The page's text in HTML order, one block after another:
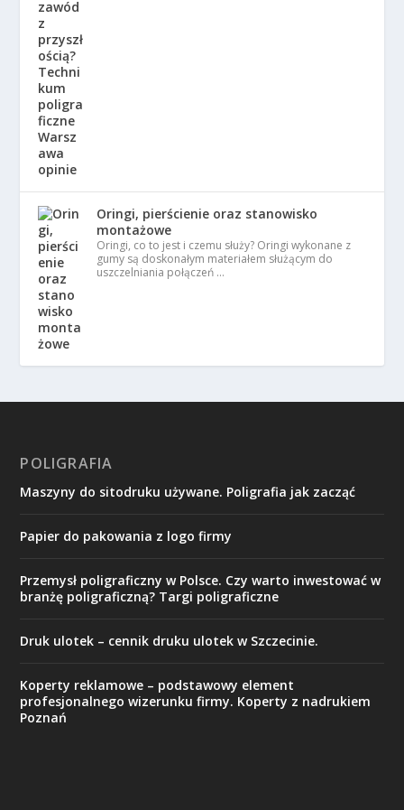
Oringi, pierścienie oraz stanowisko
montażowe
Oringi, co to jest i czemu służy? Oringi wykonane z
gumy są doskonałym materiałem służącym do
uszczelniania połączeń …
POLIGRAFIA
Maszyny do sitodruku używane. Poligrafia jak zacząć
Papier do pakowania z logo firmy
Przemysł poligraficzny w Polsce. Czy warto inwestować w
branżę poligraficzną? Targi poligraficzne
Druk ulotek – cennik druku ulotek w Szczecinie.
Koperty reklamowe – podstawowy element
profesjonalnego wizerunku firmy. Koperty z nadrukiem
Poznań